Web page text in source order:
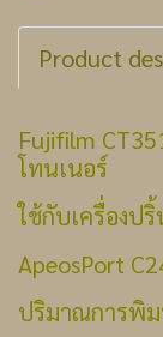
Product
Fujifilm
โทนเนอร์
ใช้กับเครื่องป
ApeosPort
ปริมาณการพิ